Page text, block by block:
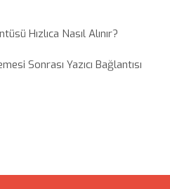
Hızlıca Nasıl Alınır?
Sonrası Yazıcı Bağlantısı